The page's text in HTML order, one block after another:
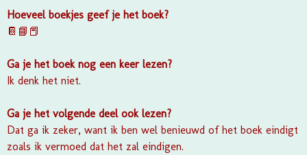
Hoeveel boekjes geef je het boek?
📔📘📕
Ga je het boek nog een keer lezen?
Ik denk het niet.
Ga je het volgende deel ook lezen?
Dat ga ik zeker, want ik ben wel benieuwd of het boek eindigt
zoals ik vermoed dat het zal eindigen.